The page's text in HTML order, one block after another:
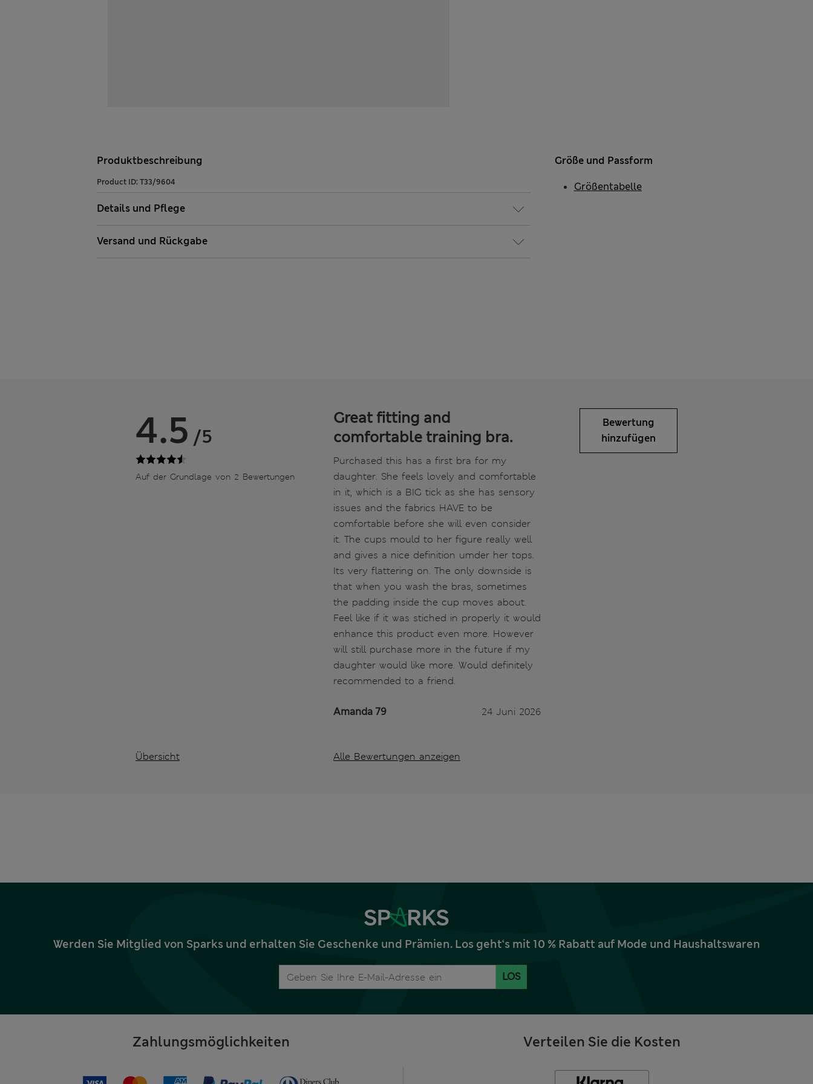
Produktbeschreibung
Product ID: T33/9604
Details und Pflege
Versand und Rückgabe
Größe und Passform
Größentabelle
4.5 /5
Auf der Grundlage von 2 Bewertungen
Übersicht
Great fitting and
comfortable training bra.
Purchased this has a first bra for my
daughter. She feels lovely and comfortable
in it, which is a BIG tick as she has sensory
issues and the fabrics HAVE to be
comfortable before she will even consider
it. The cups mould to her figure really well
and gives a nice definition umder her tops.
Its very flattering on. The only downside is
that when you wash the bras, sometimes
the padding inside the cup moves about.
Feel like if it was stiched in properly it would
enhance this product even more. However
will still purchase more in the future if my
daughter would like more. Would definitely
recommended to a friend.
Amanda 79 24 Juni 2026
Alle Bewertungen anzeigen
Bewertung
hinzufügen
Werden Sie Mitglied von Sparks und erhalten Sie Geschenke und Prämien. Los geht‘s mit 10 % Rabatt auf Mode und Haushaltswaren
LOS
Zahlungsmöglichkeiten Verteilen Sie die Kosten